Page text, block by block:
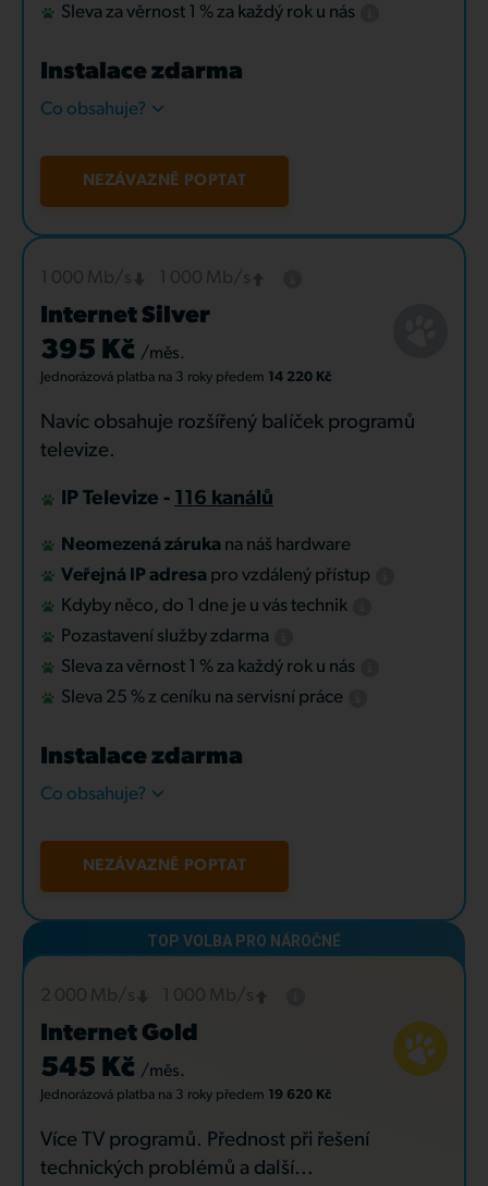
Sleva za věrnost 1 % za každý rok u nás
Instalace zdarma
Co obsahuje?
NEZÁVAZNĚ POPTAT
Internet Silver
395 Kč /měs.
Jednorázová platba na 3 roky předem 14 220 Kč
Navíc obsahuje rozšířený balíček programů
televize.
IP Televize - 116 kanálů
Neomezená záruka na náš hardware
Veřejná IP adresa pro vzdálený přístup
Kdyby něco, do 1 dne je u vás technik
Pozastavení služby zdarma
Sleva za věrnost 1 % za každý rok u nás
Sleva 25 % z ceníku na servisní práce
Instalace zdarma
Co obsahuje?
NEZÁVAZNĚ POPTAT
Internet Gold
545 Kč /měs.
Jednorázová platba na 3 roky předem 19 620 Kč
Více TV programů. Přednost při řešení
technických problémů a další...